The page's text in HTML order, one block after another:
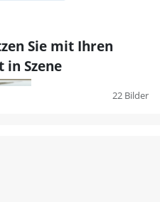
Sie mit Ihren
Szene
22 Bilder